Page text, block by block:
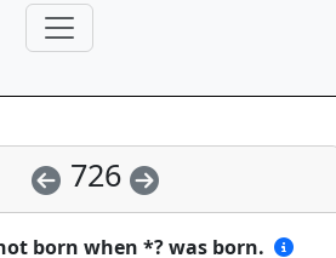
726
born when *? was born.